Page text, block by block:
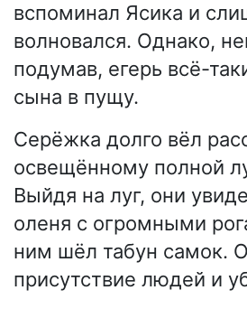
вспоминал Ясика и
волновался. Однако,
подумав, егерь всё-
сына в пущу.
Серёжка долго вёл
освещённому полной
Выйдя на луг, они
оленя с огромными
ним шёл табун самок.
присутствие людей и